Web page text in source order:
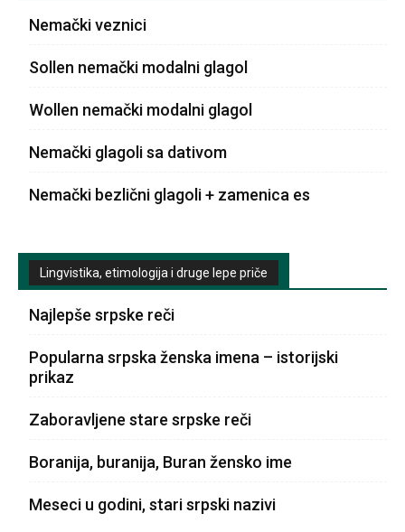
Nemački veznici
Sollen nemački modalni glagol
Wollen nemački modalni glagol
Nemački glagoli sa dativom
Nemački bezlični glagoli + zamenica es
Lingvistika, etimologija i druge lepe priče
Najlepše srpske reči
Popularna srpska ženska imena – istorijski
prikaz
Zaboravljene stare srpske reči
Boranija, buranija, Buran žensko ime
Meseci u godini, stari srpski nazivi